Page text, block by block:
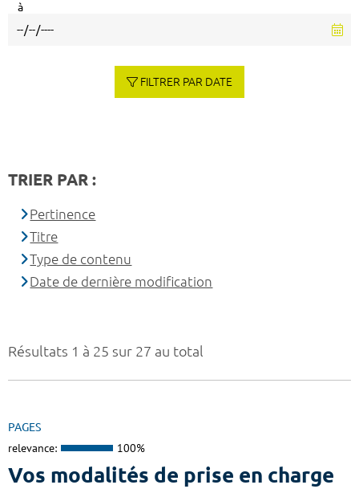
Résultats 1 à 25 sur 27 au total
PAGES
relevance: 100%
Vos modalités de prise en charge
à
FILTRER PAR DATE
TRIER PAR :
Pertinence
Titre
Type de contenu
Date de dernière modification